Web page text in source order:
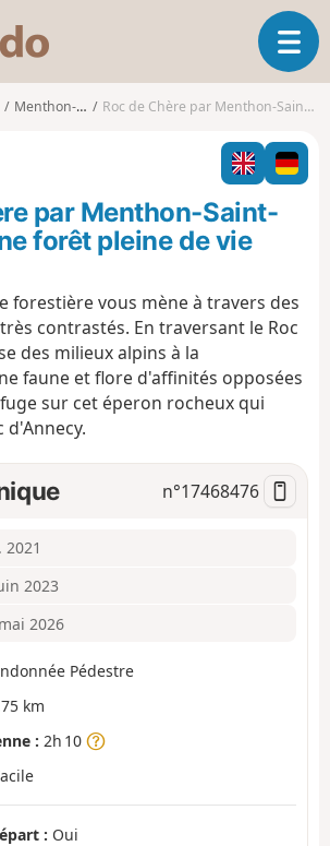
s
o
o
O
u
v
i
r
l
i
g
t
Menthon-Saint-Bernard Roc de Chère par Menthon-Saint-Bernard : une forêt pleine de vie
par Menthon-Saint-
forêt pleine de vie
forestière vous mène à travers des
contrastés. En traversant le Roc
des milieux alpins à la
faune et flore d'affinités opposées
sur cet éperon rocheux qui
d'Annecy.
n°17468476
2021
2023
2026
Pédestre
km
: 2h 10
: Oui